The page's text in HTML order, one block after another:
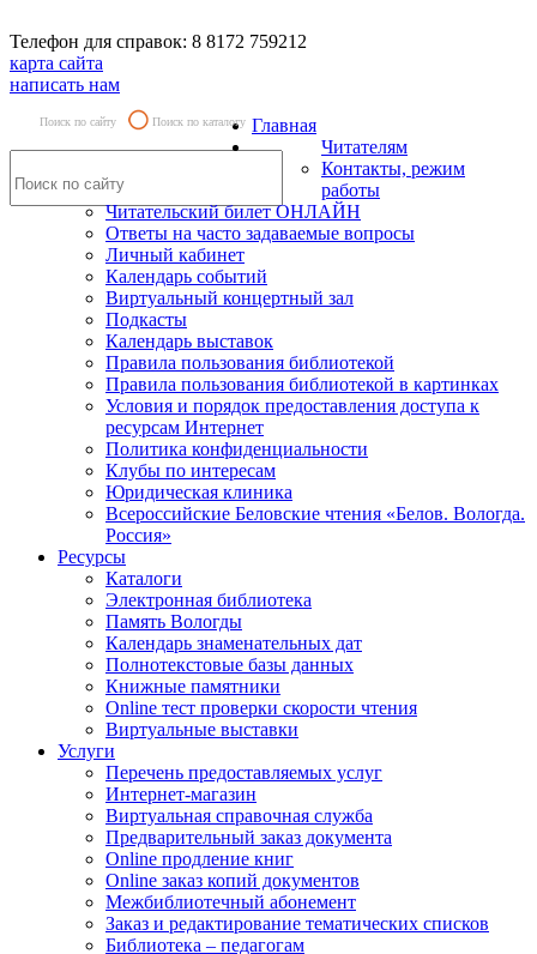
Телефон для справок: 8 8172 759212
карта сайта
написать нам
Поиск по сайту Поиск по каталогу Главная
Читателям
Контакты, режим
работы
Читательский билет ОНЛАЙН
Ответы на часто задаваемые вопросы
Личный кабинет
Календарь событий
Виртуальный концертный зал
Подкасты
Календарь выставок
Правила пользования библиотекой
Правила пользования библиотекой в картинках
Условия и порядок предоставления доступа к
ресурсам Интернет
Политика конфиденциальности
Клубы по интересам
Юридическая клиника
Всероссийские Беловские чтения «Белов. Вологда.
Россия»
Ресурсы
Каталоги
Электронная библиотека
Память Вологды
Календарь знаменательных дат
Полнотекстовые базы данных
Книжные памятники
Online тест проверки скорости чтения
Виртуальные выставки
Услуги
Перечень предоставляемых услуг
Интернет-магазин
Виртуальная справочная служба
Предварительный заказ документа
Online продление книг
Online заказ копий документов
Межбиблиотечный абонемент
Заказ и редактирование тематических списков
Библиотека – педагогам